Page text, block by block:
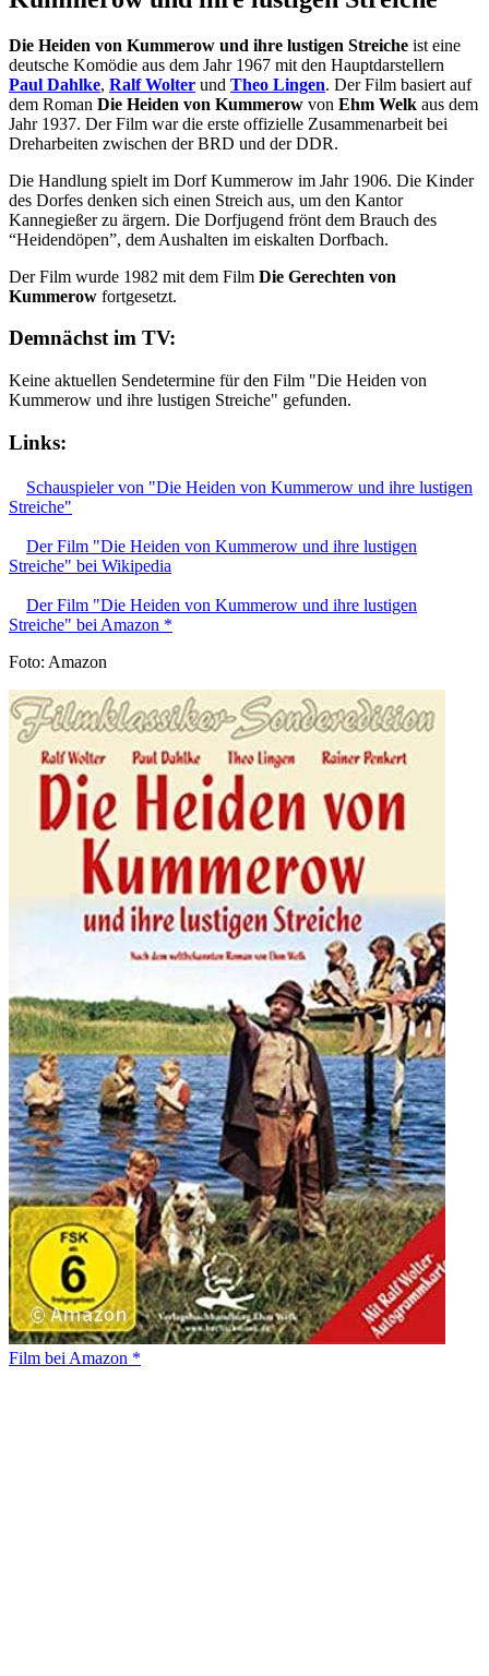
Die Heiden von Kummerow und ihre lustigen Streiche ist eine
deutsche Komödie aus dem Jahr 1967 mit den Hauptdarstellern
Paul Dahlke, Ralf Wolter und Theo Lingen. Der Film basiert auf
dem Roman Die Heiden von Kummerow von Ehm Welk aus dem
Jahr 1937. Der Film war die erste offizielle Zusammenarbeit bei
Dreharbeiten zwischen der BRD und der DDR.
Die Handlung spielt im Dorf Kummerow im Jahr 1906. Die Kinder
des Dorfes denken sich einen Streich aus, um den Kantor
Kannegießer zu ärgern. Die Dorfjugend frönt dem Brauch des
“Heidendöpen”, dem Aushalten im eiskalten Dorfbach.
Der Film wurde 1982 mit dem Film Die Gerechten von
Kummerow fortgesetzt.
Demnächst im TV:
Keine aktuellen Sendetermine für den Film "Die Heiden von
Kummerow und ihre lustigen Streiche" gefunden.
Links:
Schauspieler von "Die Heiden von Kummerow und ihre lustigen
Streiche"
Der Film "Die Heiden von Kummerow und ihre lustigen
Streiche" bei Wikipedia
Der Film "Die Heiden von Kummerow und ihre lustigen
Streiche" bei Amazon *
Foto: Amazon
Film bei Amazon *